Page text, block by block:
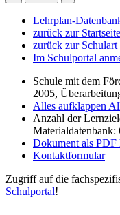
Lehrplan-
zurück zur Startseite
zurück zur Schulart
Im Schulportal
Schule mit dem
2005,
Alles aufklappen
Anzahl der
Materialdatenbank:
Dokument als PDF
Kontaktformular
Zugriff auf die
Schulportal!